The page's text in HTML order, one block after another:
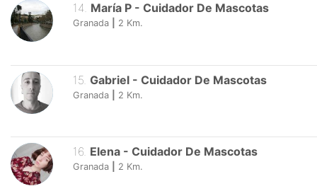
14. María P - Cuidador De Mascotas
Granada 2 Km.
15 Gabriel - Cuidador De Mascotas
Granada 2 Km.
16 Elena - Cuidador De Mascotas
Granada 2 Km.